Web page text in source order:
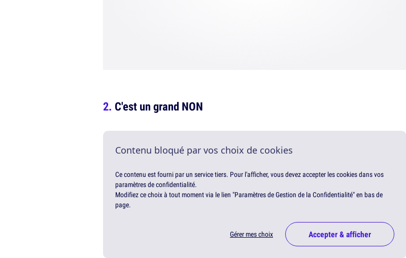
C'est un grand NON
Contenu bloqué par vos choix de cookies
Ce contenu est fourni par un service tiers. Pour l'afficher, vous devez accepter les cookies dans vos
paramètres de confidentialité.
Modifiez ce choix à tout moment via le lien "Paramètres de Gestion de la Confidentialité" en bas de
page.
Gérer mes choix Accepter & afficher